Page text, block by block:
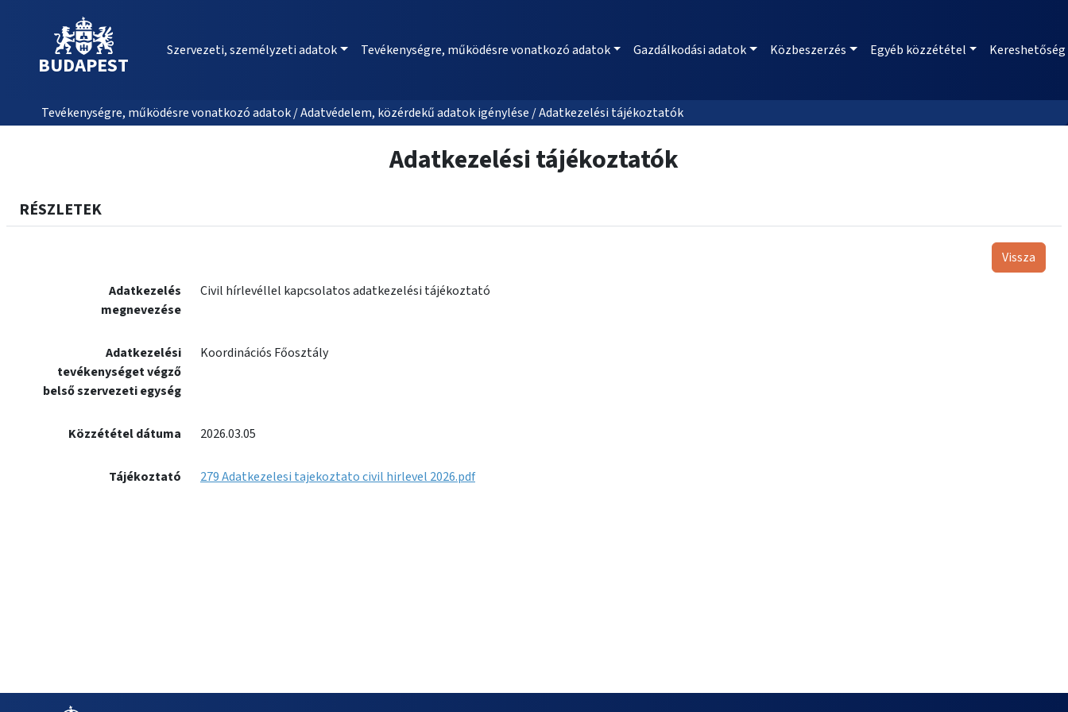
BUDAPEST
Szervezeti, személyzeti adatok Tevékenységre, működésre vonatkozó adatok Gazdálkodási adatok Közbeszerzés Egyéb közzététel Kereshetőség
Tevékenységre, működésre vonatkozó adatok / Adatvédelem, közérdekű adatok igénylése / Adatkezelési tájékoztatók
Adatkezelési tájékoztatók
RÉSZLETEK
Vissza
Adatkezelés
megnevezése
Civil hírlevéllel kapcsolatos adatkezelési tájékoztató
Adatkezelési
tevékenységet végző
belső szervezeti egység
Koordinációs Főosztály
Közzététel dátuma 2026.03.05
Tájékoztató 279 Adatkezelesi tajekoztato civil hirlevel 2026.pdf